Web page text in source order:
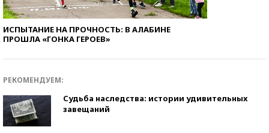
ИСПЫТАНИЕ НА ПРОЧНОСТЬ: В АЛАБИНЕ
ПРОШЛА «ГОНКА ГЕРОЕВ»
РЕКОМЕНДУЕМ:
Судьба наследства: истории удивительных
завещаний